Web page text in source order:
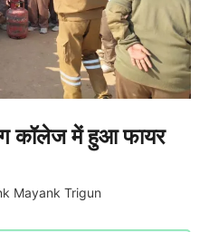
कॉलेज में हुआ फायर
Mayank Trigun